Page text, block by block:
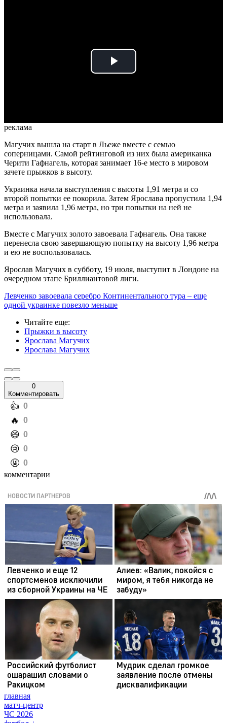
Play
реклама
Магучих вышла на старт в Льеже вместе с семью
соперницами. Самой рейтинговой из них была американка
Черити Гафнагель, которая занимает 16-е место в мировом
зачете прыжков в высоту.
Украинка начала выступления с высоты 1,91 метра и со
второй попытки ее покорила. Затем Ярослава пропустила 1,94
метра и заявила 1,96 метра, но три попытки на ней не
использовала.
Вместе с Магучих золото завоевала Гафнагель. Она также
перенесла свою завершающую попытку на высоту 1,96 метра
и ею не воспользовалась.
Ярослав Магучих в субботу, 19 июля, выступит в Лондоне на
очередном этапе Бриллиантовой лиги.
Левченко завоевала серебро Континентального тура – еще
одной украинке повезло меньше
Читайте еще:
Прыжки в высоту
Ярослава Магучих
Ярослава Магучих
0
Комментировать
️👍 0
️🔥 0
️😄 0
️😢 0
️🤬 0
комментарии
главная
матч-центр
ЧС 2026